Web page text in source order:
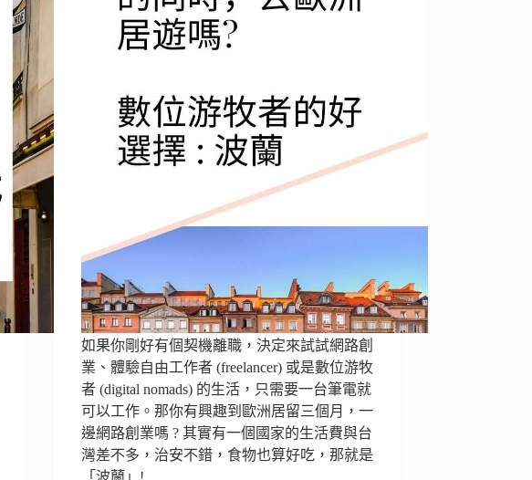
如果你剛好有個契機離職，決定來試試網路創
業、體驗自由工作者 (freelancer) 或是數位游牧
者 (digital nomads) 的生活，只需要一台筆電就
可以工作。那你有興趣到歐洲居留三個月，一
邊網路創業嗎 ? 其實有一個國家的生活費與台
灣差不多，治安不錯，食物也算好吃，那就是
「波蘭」!